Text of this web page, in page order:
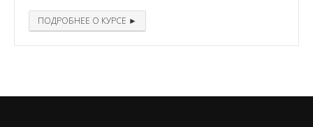
ПОДРОБНЕЕ О КУРСЕ ►